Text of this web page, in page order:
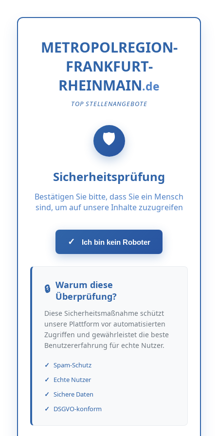
METROPOLREGION-
FRANKFURT-
RHEINMAIN
TOP STELLENANGEBOTE
Sicherheitsprüfung
Bestätigen Sie bitte, dass Sie ein Mensch
sind, um auf unsere Inhalte zuzugreifen
✓ Ich bin kein Roboter
Warum diese
Überprüfung?
Diese Sicherheitsmaßnahme schützt
unsere Plattform vor automatisierten
Zugriffen und gewährleistet die beste
Benutzererfahrung für echte Nutzer.
Spam-Schutz
Echte Nutzer
Sichere Daten
DSGVO-konform